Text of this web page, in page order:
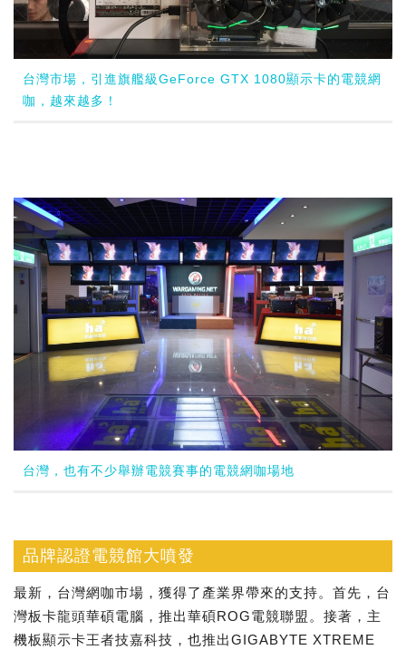
台灣市場，引進旗艦級GeForce GTX 1080顯示卡的電競網
咖，越來越多！
台灣，也有不少舉辦電競賽事的電競網咖場地
品牌認證電競館大噴發
最新，台灣網咖市場，獲得了產業界帶來的支持。首先，台
灣板卡龍頭華碩電腦，推出華碩ROG電競聯盟。接著，主
機板顯示卡王者技嘉科技，也推出GIGABYTE XTREME